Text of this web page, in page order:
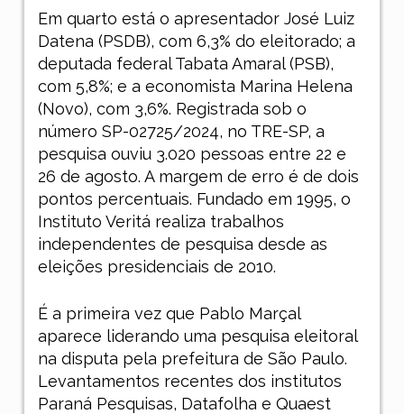
Em quarto está o apresentador José Luiz
Datena (PSDB), com 6,3% do eleitorado; a
deputada federal Tabata Amaral (PSB),
com 5,8%; e a economista Marina Helena
(Novo), com 3,6%. Registrada sob o
número SP-02725/2024, no TRE-SP, a
pesquisa ouviu 3.020 pessoas entre 22 e
26 de agosto. A margem de erro é de dois
pontos percentuais. Fundado em 1995, o
Instituto Veritá realiza trabalhos
independentes de pesquisa desde as
eleições presidenciais de 2010.
É a primeira vez que Pablo Marçal
aparece liderando uma pesquisa eleitoral
na disputa pela prefeitura de São Paulo.
Levantamentos recentes dos institutos
Paraná Pesquisas, Datafolha e Quaest